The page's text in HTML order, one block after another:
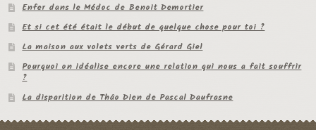
Enfer dans le Médoc de Benoit Demortier
Et si cet été était le début de quelque chose pour toi ?
La maison aux volets verts de Gérard Giel
Pourquoi on idéalise encore une relation qui nous a fait souffrir
?
La disparition de Thâo Dien de Pascal Daufrasne